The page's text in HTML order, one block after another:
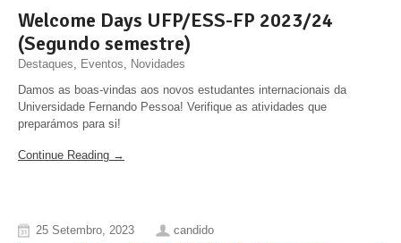
Welcome Days UFP/ESS-FP 2023/24
(Segundo semestre)
Destaques Eventos
Novidades
Damos as boas-vindas aos novos estudantes internacionais da
Universidade Fernando Pessoa! Verifique as atividades que
preparámos para si!
Continue Reading →
25 Setembro, 2023 candido